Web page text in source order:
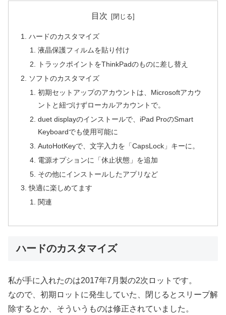
目次
ハードのカスタマイズ
液晶保護フィルムを貼り付け
トラックポイントをThinkPadのものに差し替え
ソフトのカスタマイズ
初期セットアップのアカウントは、Microsoftアカウ
ントと紐づけずローカルアカウントで。
duet displayのインストールで、iPad ProのSmart
Keyboardでも使用可能に
AutoHotKeyで、文字入力を「CapsLock」キーに。
電源オプションに「休止状態」を追加
その他にインストールしたアプリなど
快適に楽しめてます
関連
ハードのカスタマイズ
私が手に入れたのは2017年7月製の2次ロットです。
なので、初期ロットに発生していた、閉じるとスリープ解
除するとか、そういうものは修正されていました。